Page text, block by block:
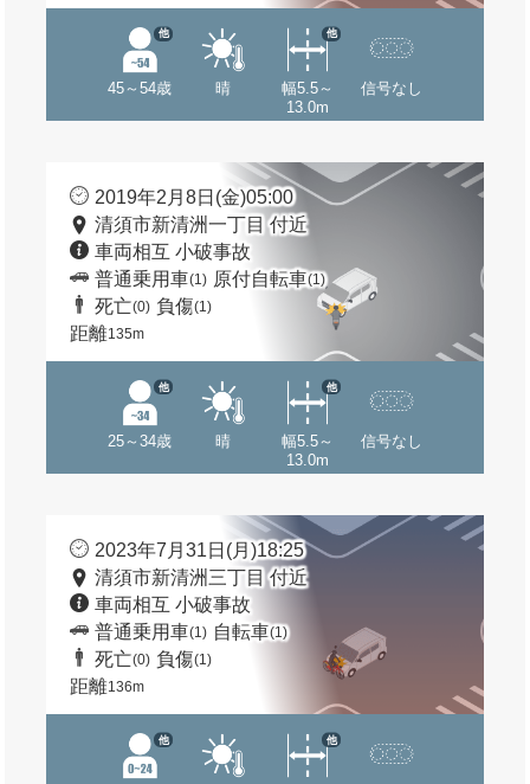
45～54歳
他
晴
幅5.5～
13.0m
他
信号なし
2019年2月8日(金)05:00
清須市新清洲一丁目 付近
車両相互 小破事故
普通乗用車(1) 原付自転車(1)
死亡(0) 負傷(1)
距離135m
25～34歳
他
晴
幅5.5～
13.0m
他
信号なし
2023年7月31日(月)18:25
清須市新清洲三丁目 付近
車両相互 小破事故
普通乗用車(1) 自転車(1)
死亡(0) 負傷(1)
距離136m
他 他